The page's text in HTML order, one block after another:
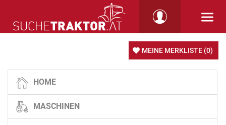
MEINE MERKLISTE (0)
HOME
MASCHINEN